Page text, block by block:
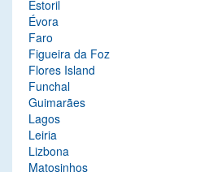
Estoril
Évora
Faro
Figueira da Foz
Flores Island
Funchal
Guimarães
Lagos
Leiria
Lizbona
Matosinhos